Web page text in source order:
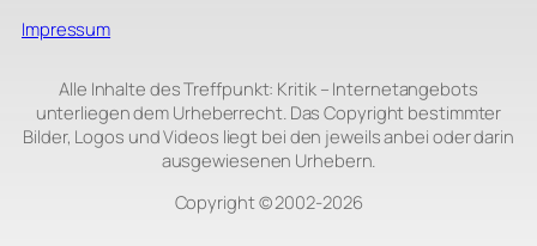
Impressum
Alle Inhalte des Treffpunkt: Kritik – Internetangebots
unterliegen dem Urheberrecht. Das Copyright bestimmter
Bilder, Logos und Videos liegt bei den jeweils anbei oder darin
ausgewiesenen Urhebern.
Copyright © 2002‑2026